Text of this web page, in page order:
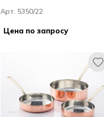
Арт. 5350/22
Цена по запросу